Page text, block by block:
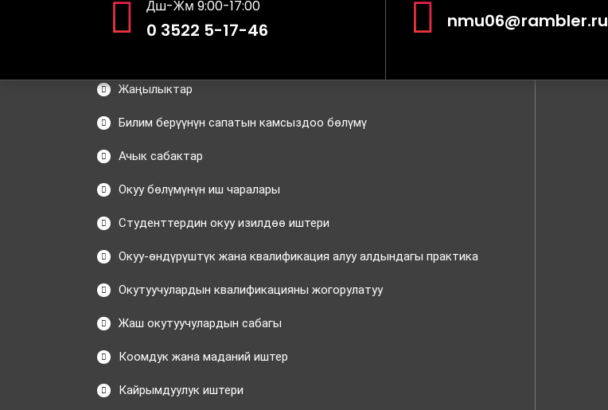
Дш-Жм 9:00-17:00
0 3522 5-17-46 nmu06@rambler.ru
Е-билим
Жаңылыктар
Билим берүүнүн сапатын камсыздоо бөлүмү
Ачык сабактар
Окуу бөлүмүнүн иш чаралары
Студенттердин окуу изилдөө иштери
Окуу-өндүрүштүк жана квалификация алуу алдындагы практика
Окутуучулардын квалификацияны жогорулатуу
Жаш окутуучулардын сабагы
Коомдук жана маданий иштер
Кайрымдуулук иштери